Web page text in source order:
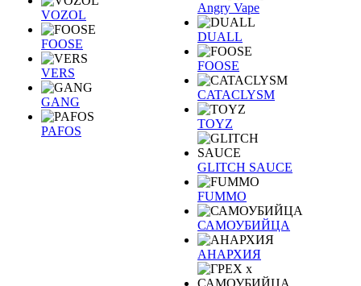
VOZOL
FOOSE
VERS
GANG
PAFOS
Angry Vape
DUALL
FOOSE
CATACLYSM
TOYZ
GLITCH SAUCE
FUMMO
САМОУБИЙЦА
АНАРХИЯ